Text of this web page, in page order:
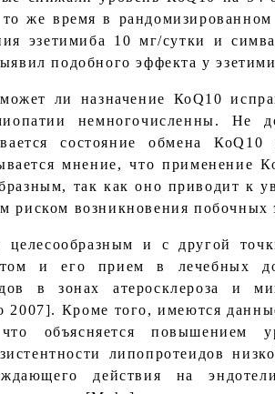
же время в
эзетимиба 10 мг/сутки и
подобного эффекта у
ли назначение КоQ10
немногочисленны. Не
состояние обмена
мнение, что применение
так как оно приводит к
риском возникновения
целесообразным и с другой
и его прием в лечебных
в зонах атеросклероза и
2007]. Кроме того, имеются
объясняется повышением
липопротеидов
действия на